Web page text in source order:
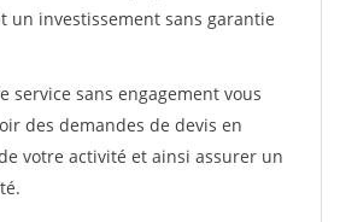
un investissement sans garantie
service sans engagement vous
des demandes de devis en
votre activité et ainsi assurer un